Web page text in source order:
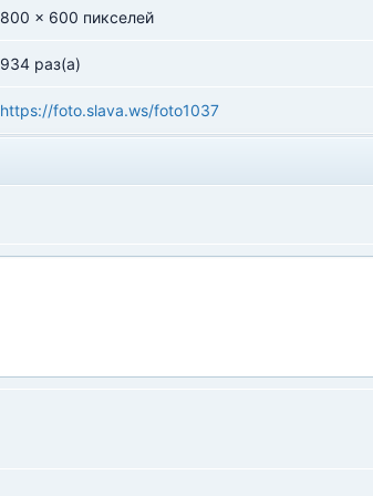
800 x 600 пикселей
934 раз(а)
https://foto.slava.ws/foto1037